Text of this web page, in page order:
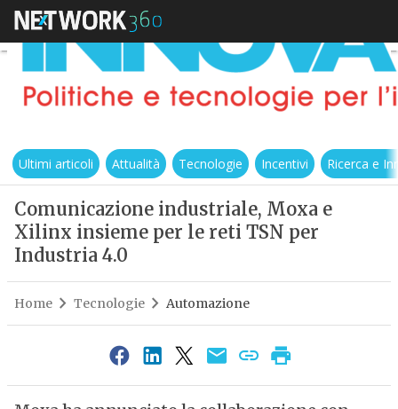
Ultimi articoli Attualità Tecnologie Incentivi Ricerca e
Comunicazione industriale, Moxa e
Xilinx insieme per le reti TSN per
Industria 4.0
Home Tecnologie Automazione